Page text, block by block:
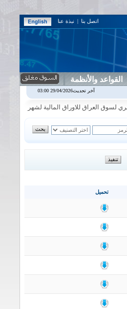
اتصل بنا | نبذة عنا
القواعد والأنظمة
0.00%
|اسفنج1.87
العراق للاوراق المالية لشهر تموز2026
تحميل